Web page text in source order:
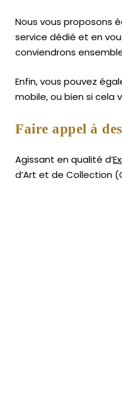
Nous vous proposons
service dédié et en
conviendrons
Enfin, vous pouvez
mobile, ou bien si cela
Faire appel à
Agissant en qualité d’
d’Art et de Collection